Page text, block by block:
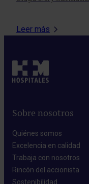
Leer más
Sobre nosotros
Quiénes somos​
Excelencia en calidad​
Trabaja con nosotros​
Rincón del accionista​
Sostenibilidad​